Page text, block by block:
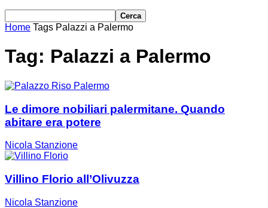
Home Tags Palazzi a Palermo
Tag: Palazzi a Palermo
Le dimore nobiliari palermitane. Quando
abitare era potere
Nicola Stanzione
Villino Florio all’Olivuzza
Nicola Stanzione